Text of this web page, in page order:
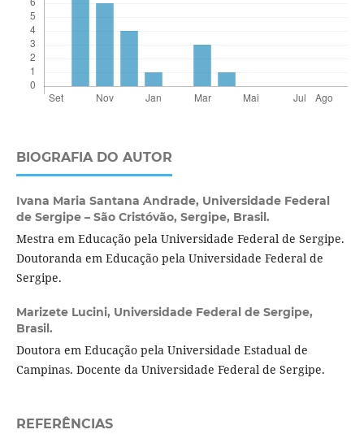
BIOGRAFIA DO AUTOR
Ivana Maria Santana Andrade, Universidade Federal
de Sergipe – São Cristóvão, Sergipe, Brasil.
Mestra em Educação pela Universidade Federal de Sergipe.
Doutoranda em Educação pela Universidade Federal de
Sergipe.
Marizete Lucini, Universidade Federal de Sergipe,
Brasil.
Doutora em Educação pela Universidade Estadual de
Campinas. Docente da Universidade Federal de Sergipe.
REFERÊNCIAS